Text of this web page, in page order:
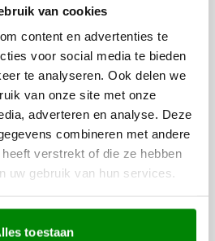
van cookies
content en advertenties te
voor social media te bieden
te analyseren. Ook delen we
van onze site met onze
adverteren en analyse. Deze
combineren met andere
verstrekt of die ze hebben
uw gebruik van hun services.
toestaan
Bekijk
Frisbee Freestyle | Ø 21,3 cm |
Made in Holland
Bekijk